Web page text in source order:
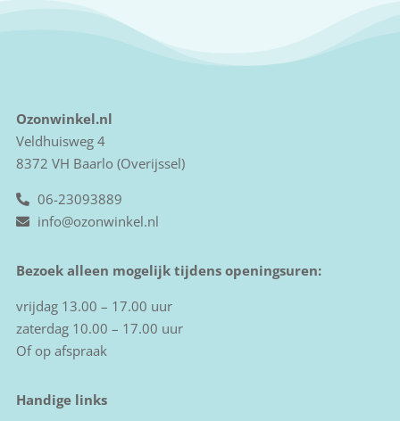
Ozonwinkel.nl
Veldhuisweg 4
8372 VH Baarlo (Overijssel)
06-23093889
info@ozonwinkel.nl
Bezoek alleen mogelijk tijdens openingsuren:
vrijdag 13.00 – 17.00 uur
zaterdag 10.00 – 17.00 uur
Of op afspraak
Handige links